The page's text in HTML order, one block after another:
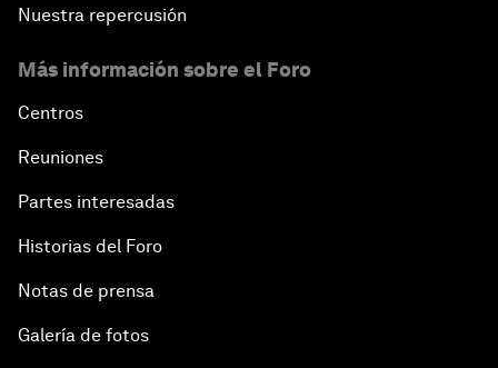
Nuestra repercusión
Más información sobre el Foro
Centros
Reuniones
Partes interesadas
Historias del Foro
Notas de prensa
Galería de fotos